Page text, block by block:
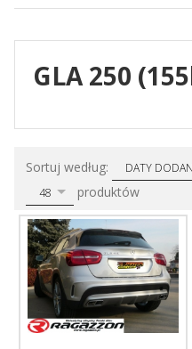
GLA 250
Sortuj według: sortDATY
48 produktów